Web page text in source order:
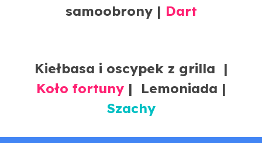
samoobrony | Dart
Kiełbasa i oscypek z grilla |
Koło fortuny|
Lemoniada |
Szachy